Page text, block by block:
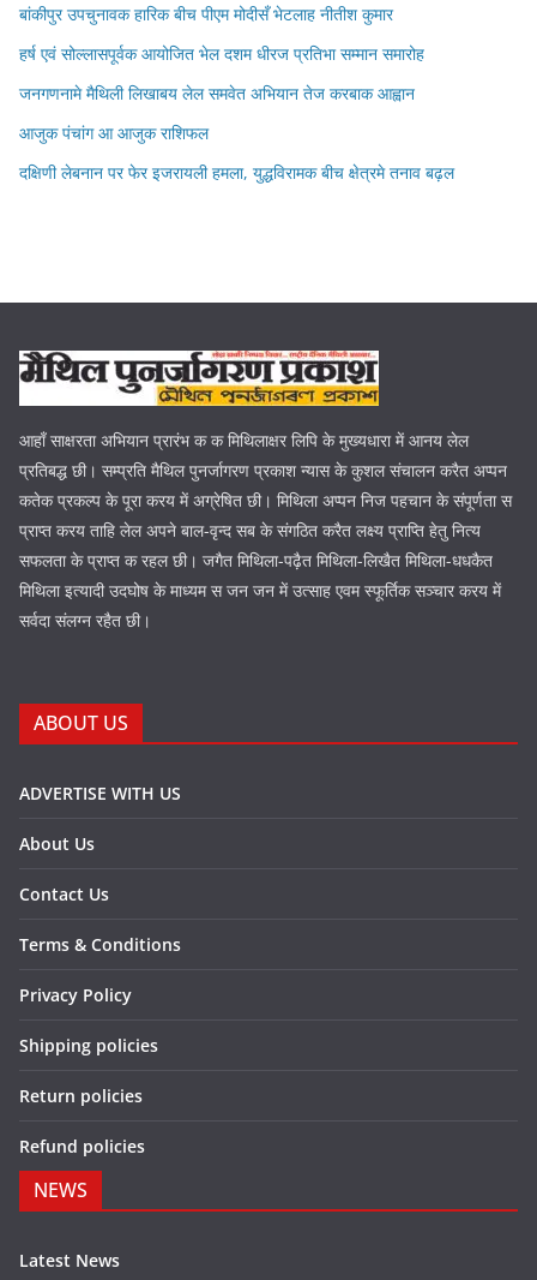
बांकीपुर उपचुनावक हारिक बीच पीएम मोदीसँ भेटलाह नीतीश कुमार
हर्ष एवं सोल्लासपूर्वक आयोजित भेल दशम धीरज प्रतिभा सम्मान समारोह
जनगणनामे मैथिली लिखाबय लेल समवेत अभियान तेज करबाक आह्वान
आजुक पंचांग आ आजुक राशिफल
दक्षिणी लेबनान पर फेर इजरायली हमला, युद्धविरामक बीच क्षेत्रमे तनाव बढ़ल
आहाँ साक्षरता अभियान प्रारंभ क क मिथिलाक्षर लिपि के मुख्यधारा में आनय लेल
प्रतिबद्ध छी। सम्प्रति मैथिल पुनर्जागरण प्रकाश न्यास के कुशल संचालन करैत अप्पन
कतेक प्रकल्प के पूरा करय में अग्रेषित छी। मिथिला अप्पन निज पहचान के संपूर्णता स
प्राप्त करय ताहि लेल अपने बाल-वृन्द सब के संगठित करैत लक्ष्य प्राप्ति हेतु नित्य
सफलता के प्राप्त क रहल छी। जगैत मिथिला-पढ़ैत मिथिला-लिखैत मिथिला-धधकैत
मिथिला इत्यादी उदघोष के माध्यम स जन जन में उत्साह एवम स्फूर्तिक सञ्चार करय में
सर्वदा संलग्न रहैत छी।
ABOUT US
ADVERTISE WITH US
About Us
Contact Us
Terms & Conditions
Privacy Policy
Shipping policies
Return policies
Refund policies
NEWS
Latest News